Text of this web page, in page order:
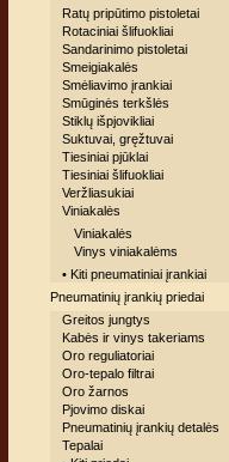
Ratų pripūtimo pistoletai
Rotaciniai šlifuokliai
Sandarinimo pistoletai
Smeigiakalės
Smėliavimo įrankiai
Smūginės terkšlės
Stiklų išpjovikliai
Suktuvai, gręžtuvai
Tiesiniai pjūklai
Tiesiniai šlifuokliai
Veržliasukiai
Viniakalės
Viniakalės
Vinys viniakalėms
• Kiti pneumatiniai įrankiai
Pneumatinių įrankių priedai
Greitos jungtys
Kabės ir vinys takeriams
Oro reguliatoriai
Oro-tepalo filtrai
Oro žarnos
Pjovimo diskai
Pneumatinių įrankių detalės
Tepalai